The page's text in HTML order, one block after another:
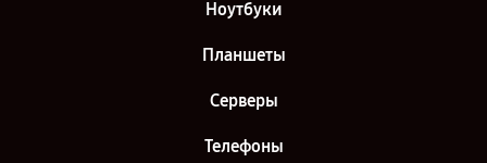
Ноутбуки
Планшеты
Серверы
Телефоны